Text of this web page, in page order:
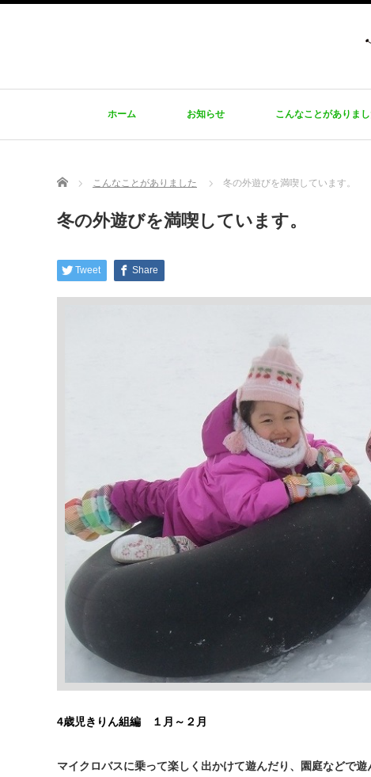
ホーム お知らせ こんなことがありまし
Home こんなことがありました 冬の外遊びを満喫しています。
冬の外遊びを満喫しています。
Tweet Share
4歳児きりん組編 １月～２月
マイクロバスに乗って楽しく出かけて遊んだり、園庭などで遊